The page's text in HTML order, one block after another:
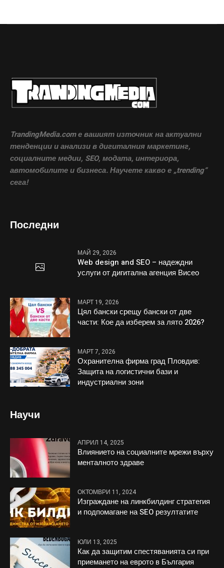
TrandingMedia.com е вашият източник на актуални
тенденции и анализи в дигиталния маркетинг,
социалните медии, SEO, модата, интериора,
автомобилите и бизнеса. Научете какво е „trending“
сега!
Последни
МАЙ 29, 2026
Web design and SEO – надеждни
услуги от дигитална агенция Висео
МАРТ 19, 2026
Цял бански срещу бански от две
части: Кое да изберем за лято 2026?
МАРТ 7, 2026
Охранителна фирма град Пловдив:
Защита на логистични бази и
индустриални зони
Научи
АПРИЛ 14, 2025
Влиянието на социалните мрежи върху
менталното здраве
ОКТОМВРИ 11, 2024
Изграждане на линкбилдинг стратегия
и подпомагане на SEO резултатите
ЮЛИ 13, 2025
Как да защитим спестяванията си при
приемането на еврото в България